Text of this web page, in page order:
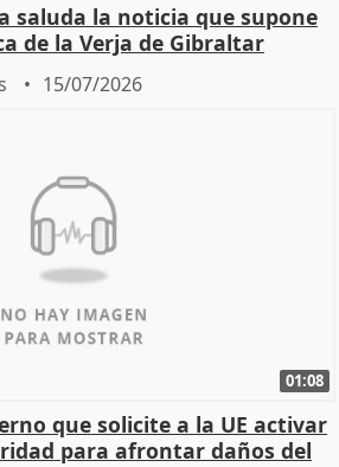
saluda la noticia que supone
de la Verja de Gibraltar
15/07/2026
01:08
que solicite a la UE activar
para afrontar daños del